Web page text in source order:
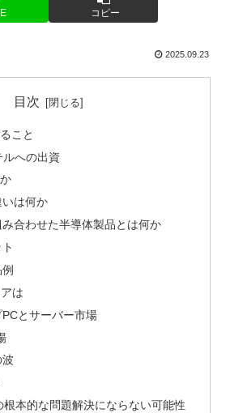
コピー
2025.09.23
目次
こと
ルへの出資
は何か
合わせた半導体製品とは何か
は
とサーバー市場
根本的な問題解決にならない可能性